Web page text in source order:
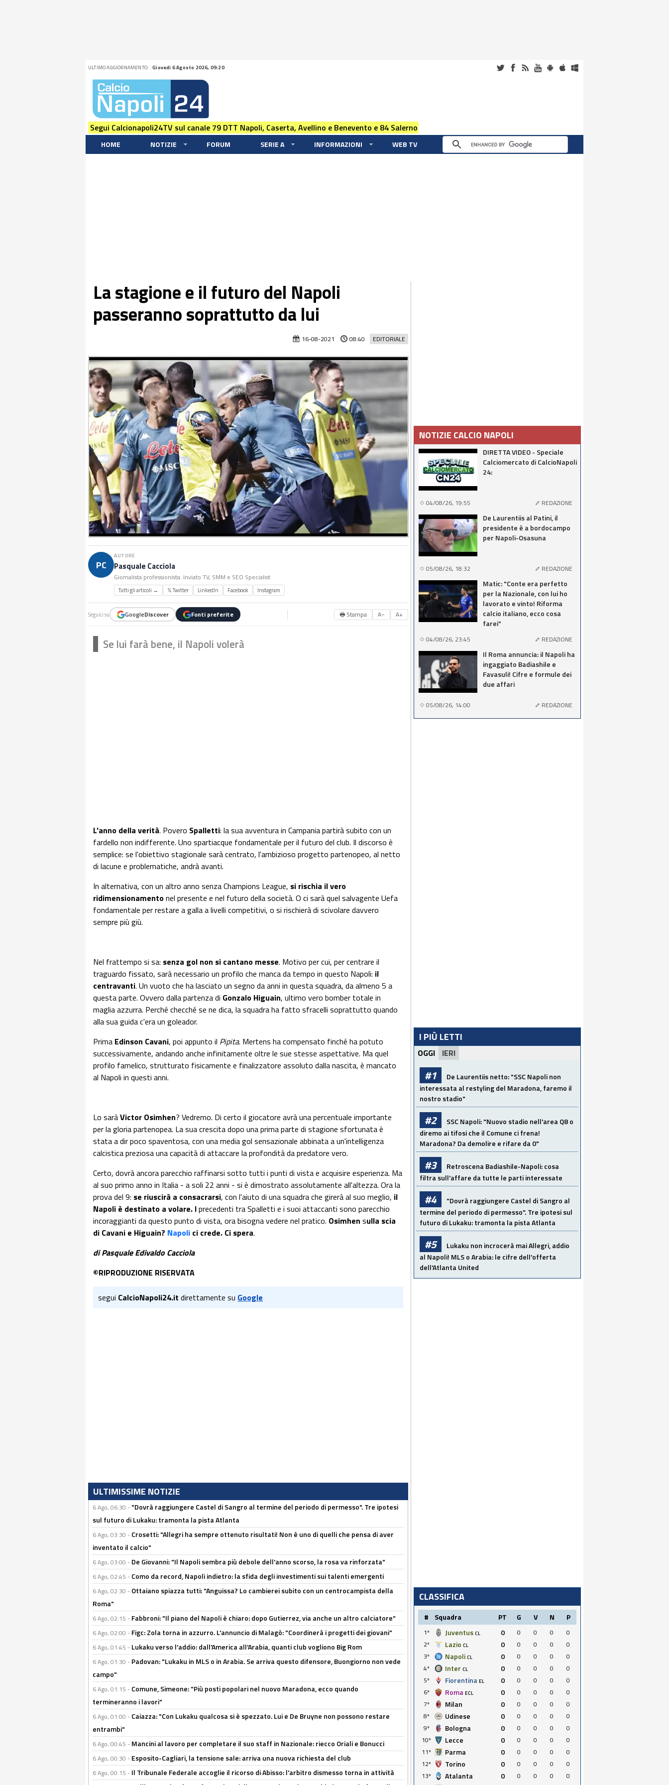
ULTIMO AGGIORNAMENTO: Giovedi 6 Agosto 2026, 09:20
Segui Calcionapoli24TV sul canale 79 DTT Napoli, Caserta, Avellino e Benevento e 84 Salerno
HOME NOTIZIE FORUM SERIE A INFORMAZIONI WEB TV
La stagione e il futuro del Napoli
passeranno soprattutto da lui
EDITORIALE
16-08-2021 08:40
PC
AUTORE
Pasquale Cacciola
Giornalista professionista. Inviato TV, SMM e SEO Specialist
Tutti gli articoli → 𝕏 Twitter LinkedIn Facebook Instagram
Seguici su GoogleDiscover Fonti preferite 🖶 Stampa A− A+
Se lui farà bene, il Napoli volerà
L'anno della verità. Povero Spalletti: la sua avventura in Campania partirà subito con un
fardello non indifferente. Uno spartiacque fondamentale per il futuro del club. Il discorso è
semplice: se l'obiettivo stagionale sarà centrato, l'ambizioso progetto partenopeo, al netto
di lacune e problematiche, andrà avanti.
In alternativa, con un altro anno senza Champions League, si rischia il vero
ridimensionamentonel presente e nel futuro della società. O ci sarà quel salvagente Uefa
fondamentale per restare a galla a livelli competitivi, o si rischierà di scivolare davvero
sempre più giù.
Nel frattempo si sa: senza gol non si cantano messe. Motivo per cui, per centrare il
traguardo fissato, sarà necessario un profilo che manca da tempo in questo Napoli: il
centravanti. Un vuoto che ha lasciato un segno da anni in questa squadra, da almeno 5 a
questa parte. Ovvero dalla partenza di Gonzalo Higuain, ultimo vero bomber totale in
maglia azzurra. Perché checché se ne dica, la squadra ha fatto sfracelli soprattutto quando
alla sua guida c'era un goleador.
Prima Edinson Cavani, poi appunto il Pipita. Mertens ha compensato finché ha potuto
successivamente, andando anche infinitamente oltre le sue stesse aspettative. Ma quel
profilo famelico, strutturato fisicamente e finalizzatore assoluto dalla nascita, è mancato
al Napoli in questi anni.
Lo saràVictor Osimhen? Vedremo. Di certo il giocatore avrà una percentuale importante
per la gloria partenopea. La sua crescita dopo una prima parte di stagione sfortunata è
stata a dir poco spaventosa, con una media gol sensazionale abbinata a un'intelligenza
calcistica preziosa una capacità di attaccare la profondità da predatore vero.
Certo, dovrà ancora parecchio raffinarsi sotto tutti i punti di vista e acquisire esperienza. Ma
al suo primo anno in Italia - a soli 22 anni - si è dimostrato assolutamente all'altezza. Ora la
prova del 9: se riuscirà a consacrarsi, con l'aiuto di una squadra che girerà al suo meglio, il
Napoli è destinato a volare. Iprecedenti tra Spalletti e i suoi attaccanti sono parecchio
incoraggianti da questo punto di vista, ora bisogna vedere nel pratico. Osimhen sulla scia
di Cavani e Higuain? Napoli ci crede. Ci spera.
di Pasquale Edivaldo Cacciola
©RIPRODUZIONE RISERVATA
segui CalcioNapoli24.it direttamente su Google
ULTIMISSIME NOTIZIE
6 Ago, 06:30 - "Dovrà raggiungere Castel di Sangro al termine del periodo di permesso". Tre ipotesi
sul futuro di Lukaku: tramonta la pista Atlanta
6 Ago, 03:30 - Crosetti: "Allegri ha sempre ottenuto risultati! Non è uno di quelli che pensa di aver
inventato il calcio"
6 Ago, 03:00 - De Giovanni: "Il Napoli sembra più debole dell'anno scorso, la rosa va rinforzata"
6 Ago, 02:45 - Como da record, Napoli indietro: la sfida degli investimenti sui talenti emergenti
6 Ago, 02:30 - Ottaiano spiazza tutti: "Anguissa? Lo cambierei subito con un centrocampista della
Roma"
6 Ago, 02:15 - Fabbroni: "Il piano del Napoli è chiaro: dopo Gutierrez, via anche un altro calciatore"
6 Ago, 02:00 - Figc: Zola torna in azzurro. L'annuncio di Malagò: "Coordinerà i progetti dei giovani"
6 Ago, 01:45 - Lukaku verso l'addio: dall'America all'Arabia, quanti club vogliono Big Rom
6 Ago, 01:30 - Padovan: "Lukaku in MLS o in Arabia. Se arriva questo difensore, Buongiorno non vede
campo"
6 Ago, 01:15 - Comune, Simeone: "Più posti popolari nel nuovo Maradona, ecco quando
termineranno i lavori"
6 Ago, 01:00 - Caiazza: "Con Lukaku qualcosa si è spezzato. Lui e De Bruyne non possono restare
entrambi"
6 Ago, 00:45 - Mancini al lavoro per completare il suo staff in Nazionale: riecco Oriali e Bonucci
6 Ago, 00:30 - Esposito-Cagliari, la tensione sale: arriva una nuova richiesta del club
6 Ago, 00:15 - Il Tribunale Federale accoglie il ricorso di Abisso: l'arbitro dismesso torna in attività
NOTIZIE CALCIO NAPOLI
DIRETTA VIDEO - Speciale
Calciomercato di CalcioNapoli
24:
04/08/26, 19:55 REDAZIONE
De Laurentiis al Patini, il
presidente è a bordocampo
per Napoli-Osasuna
05/08/26, 18:32 REDAZIONE
Matic: "Conte era perfetto
per la Nazionale, con lui ho
lavorato e vinto! Riforma
calcio italiano, ecco cosa
farei"
04/08/26, 23:45 REDAZIONE
Il Roma annuncia: il Napoli ha
ingaggiato Badiashile e
Favasuli! Cifre e formule dei
due affari
05/08/26, 14:00 REDAZIONE
I PIÙ LETTI
OGGI IERI
#1
De Laurentiis netto: "SSC Napoli non
interessata al restyling del Maradona, faremo il
nostro stadio"
#2
SSC Napoli: "Nuovo stadio nell'area Q8 o
diremo ai tifosi che il Comune ci frena!
Maradona? Da demolire e rifare da 0"
#3
Retroscena Badiashile-Napoli: cosa
filtra sull'affare da tutte le parti interessate
#4
"Dovrà raggiungere Castel di Sangro al
termine del periodo di permesso". Tre ipotesi sul
futuro di Lukaku: tramonta la pista Atlanta
#5
Lukaku non incrocerà mai Allegri, addio
al Napoli! MLS o Arabia: le cifre dell'offerta
dell'Atlanta United
CLASSIFICA
# Squadra PT G V N P
1º Juventus CL 0 0 0 0
0
2º
Lazio CL 0 0 0 0
0
3º
Napoli CL 0 0 0 0
0
4º
Inter CL 0 0 0 0
0
5º
Fiorentina EL 0 0 0 0
0
6º
Roma ECL 0 0 0 0
0
7º
Milan 0 0 0 0
0
8º
Udinese 0 0 0 0
0
9º
Bologna 0 0 0 0
0
10º
Lecce 0 0 0 0
0
11º
Parma 0 0 0 0
0
12º
Torino 0 0 0 0
0
13º
Atalanta 0 0 0 0
0